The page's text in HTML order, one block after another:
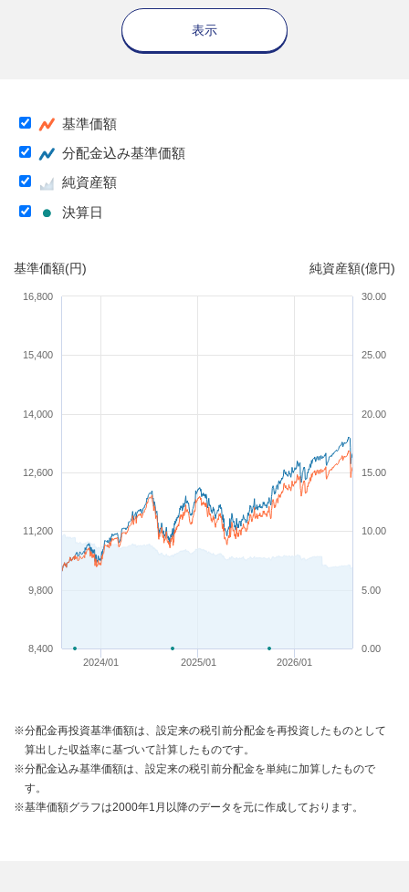
表示
基準価額
分配金込み基準価額
純資産額
決算日
基準価額(円) 純資産額(億円)
2024/01 2025/01 2026/01
8,400
9,800
11,200
12,600
14,000
15,400
16,800
0.00
30.00
5.00
10.00
15.00
20.00
25.00
※分配金再投資基準価額は、設定来の税引前分配金を再投資したものとして
算出した収益率に基づいて計算したものです。
※分配金込み基準価額は、設定来の税引前分配金を単純に加算したもので
す。
※基準価額グラフは2000年1月以降のデータを元に作成しております。